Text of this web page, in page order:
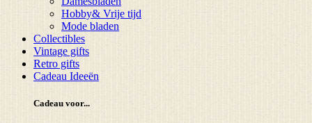
Hobby& Vrije tijd
Mode bladen
Collectibles
Vintage gifts
Retro gifts
Cadeau Ideeën
Cadeau voor...